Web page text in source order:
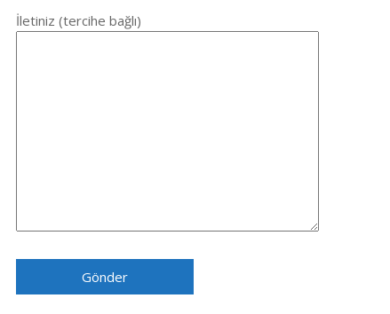
İletiniz (tercihe bağlı)